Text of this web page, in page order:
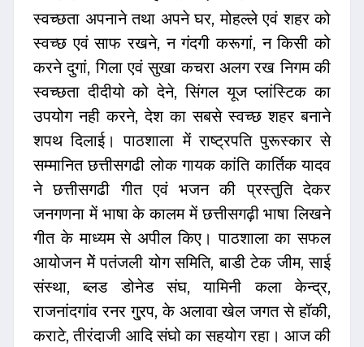
स्वच्छता अपनाने तथा अपने घर, मोहल्ले एवं शहर को
स्वच्छ एवं साफ रखने, न गंदगी करूगां, न किसी को
करने दुगां, गिला एवं सुखा कचरा अलग रख निगम की
स्वच्छता दीदीयो को देने, सिंगल यूज प्लांस्टिक का
उपयोग नही करने, देश का सबसे स्वच्छ शहर बनाने
शपथ दिलाई। पाठशाला में राष्ट्रपति पुरूस्कार से
सम्मानित छत्तीसगढी लोक गायक कांति कार्तिक यादव
ने छत्तीसगढी गीत एवं भजन की प्रस्तुति देकर
जनगणना में भाषा के कालम में छत्तीसगढ़ी भाषा लिखने
गीत के माध्यम से अपील किए। पाठशाला का सफल
आयोजन मेें पतंजली योग समिति, बाडी टेक जीम, साई
संस्था, ब्लड डोनेड संघ, यामिनी कला केन्द्र,
राजनांदगांव रनर गु्रप, के अलावा खेल जगत से हॉकी,
कराटे, तीरंदाजी आदि संघो का सहयोग रहा। आज की